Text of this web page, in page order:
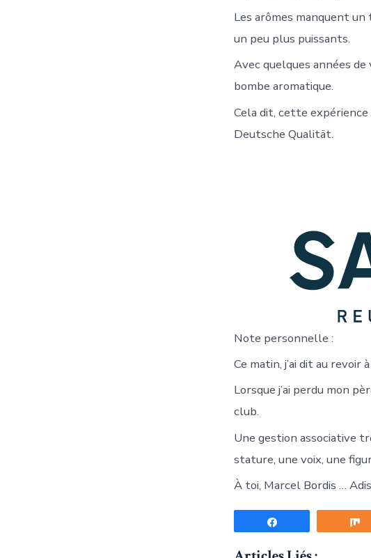
Les arômes manquent
un peu plus puissants.
Avec quelques années
bombe aromatique.
Cela dit, cette expérience
Deutsche Qualität.
Note personnelle :
Ce matin, j’ai dit au revoir
Lorsque j’ai perdu mon
club.
Une gestion associative
stature, une voix, une
À toi, Marcel Bordis …